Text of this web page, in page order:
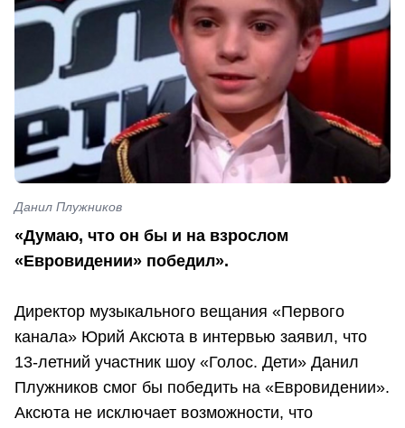
Данил Плужников
«Думаю, что он бы и на взрослом
«Евровидении» победил».
Директор музыкального вещания «Первого
канала» Юрий Аксюта в интервью заявил, что
13-летний участник шоу «Голос. Дети» Данил
Плужников смог бы победить на «Евровидении».
Аксюта не исключает возможности, что